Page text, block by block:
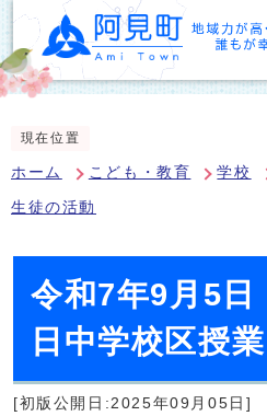
現在位置
ホーム こども・教育 学校
生徒の活動
令和7年9月5日
日中学校区授
[初版公開日:2025年09月05日]